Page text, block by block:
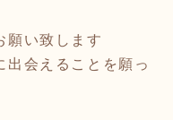
願い致します
出会えることを願っ